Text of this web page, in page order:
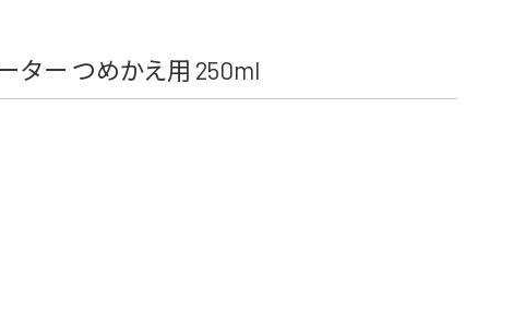
ター つめかえ用 250ml